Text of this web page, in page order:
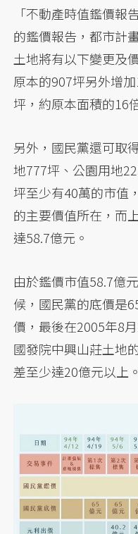
「不動產時值鑑價
的鑑價報告，都市計
土地將有以下變更及
原本的907坪另外增
坪，約原本面積的16
另外，國民黨還可取
地777坪、公園用地
坪至少有40萬的市值
的主要價值所在，而
達58.7億元。
由於鑑價市值58.7億
候，國民黨的底價是
價，最後在2005年8
國發院中興山莊土地
差至少達20億元以上。